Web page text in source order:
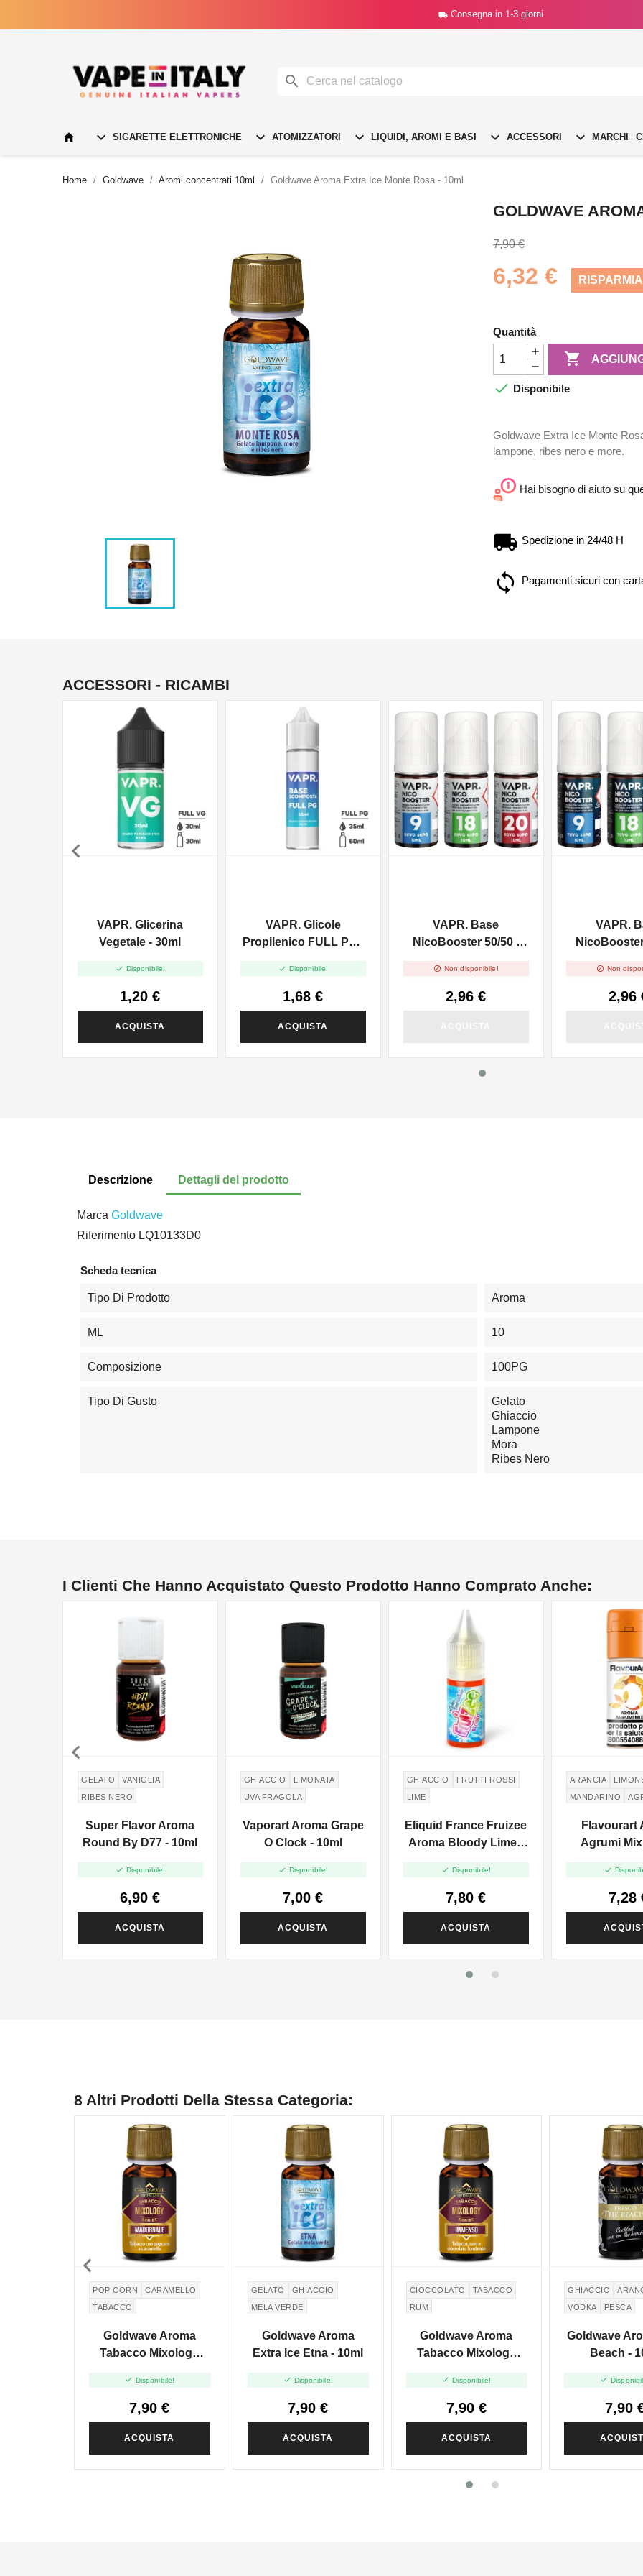
 Consegna in 1-3 giorni

  SIGARETTE ELETTRONICHE  ATOMIZZATORI  LIQUIDI, AROMI E BASI  ACCESSORI  MARCHI
Home Goldwave Aromi concentrati 10ml Goldwave Aroma Extra Ice Monte Rosa - 10ml
GOLDWAVE
7,90 €
6,32 €
Quantità

 Disponibile
Goldwave Extra Ice Monte
lampone, ribes nero e more.
Hai bisogno di aiuto su
Spedizione in 24/48 H
Pagamenti sicuri con
ACCESSORI - RICAMBI
VAPR. Glicerina
Vegetale - 30ml
 Disponibile!
1,20 €
ACQUISTA
VAPR. Glicole
Propilenico FULL PG -
 Disponibile!
1,68 €
ACQUISTA
VAPR. Base
NicoBooster 50/50 -
 Non disponibile!
2,96 €
VAPR.
 Non
2,96

Descrizione Dettagli del prodotto
Marca Goldwave
Riferimento LQ10133D0
Scheda tecnica
Tipo Di Prodotto Aroma
ML 10
Composizione 100PG
Tipo Di Gusto
Gelato
Ghiaccio
Lampone
Mora
Ribes Nero
I Clienti Che Hanno Acquistato Questo Prodotto Hanno Comprato Anche:
GELATO
VANIGLIA
RIBES NERO
Super Flavor Aroma
Round By D77 - 10ml
 Disponibile!
6,90 €
ACQUISTA
GHIACCIO
LIMONATA
UVA FRAGOLA
Vaporart Aroma Grape
O Clock - 10ml
 Disponibile!
7,00 €
ACQUISTA
GHIACCIO
FRUTTI ROSSI
LIME
Eliquid France Fruizee
Aroma Bloody Lime -
 Disponibile!
7,80 €
ACQUISTA
ARANCIA
MANDARINO
Flavourart
Agrumi Mix

7,28

8 Altri Prodotti Della Stessa Categoria:
POP CORN
CARAMELLO
TABACCO
Goldwave Aroma
Tabacco Mixology
 Disponibile!
7,90 €
ACQUISTA
GELATO
GHIACCIO
MELA VERDE
Goldwave Aroma
Extra Ice Etna - 10ml
 Disponibile!
7,90 €
ACQUISTA
CIOCCOLATO
TABACCO
RUM
Goldwave Aroma
Tabacco Mixology
 Disponibile!
7,90 €
ACQUISTA
GHIACCIO
VODKA
PESCA
Goldwave
Beach -

7,90
